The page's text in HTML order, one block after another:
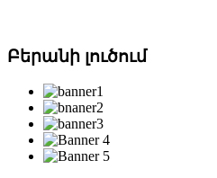
Բերանի լուծում